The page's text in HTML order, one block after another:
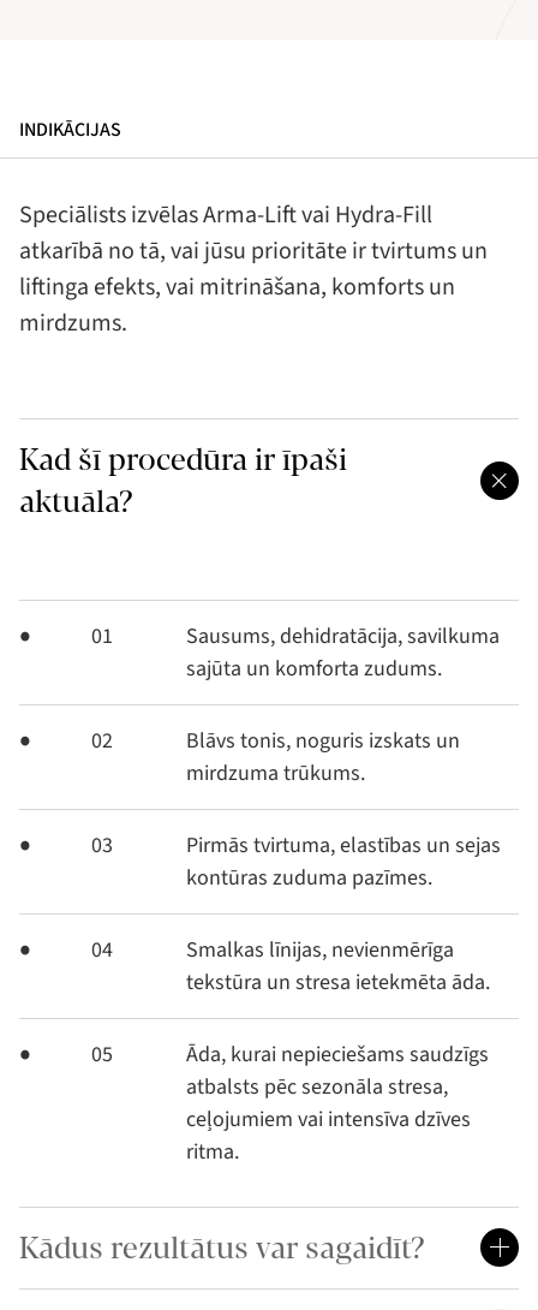
INDIKĀCIJAS
Speciālists izvēlas Arma-Lift vai Hydra-Fill
atkarībā no tā, vai jūsu prioritāte ir tvirtums un
liftinga efekts, vai mitrināšana, komforts un
mirdzums.
Kad šī procedūra ir īpaši
aktuāla?
01
Sausums, dehidratācija, savilkuma
sajūta un komforta zudums.
02
Blāvs tonis, noguris izskats un
mirdzuma trūkums.
03
Pirmās tvirtuma, elastības un sejas
kontūras zuduma pazīmes.
04
Smalkas līnijas, nevienmērīga
tekstūra un stresa ietekmēta āda.
05
Āda, kurai nepieciešams saudzīgs
atbalsts pēc sezonāla stresa,
ceļojumiem vai intensīva dzīves
ritma.
Kādus rezultātus var sagaidīt?